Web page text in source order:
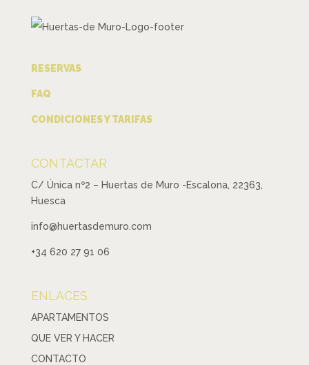
RESERVAS
FAQ
CONDICIONES Y TARIFAS
CONTACTAR
C/ Única nº2 – Huertas de Muro -Escalona, 22363,
Huesca
info@huertasdemuro.com
+34 620 27 91 06
ENLACES
APARTAMENTOS
QUE VER Y HACER
CONTACTO